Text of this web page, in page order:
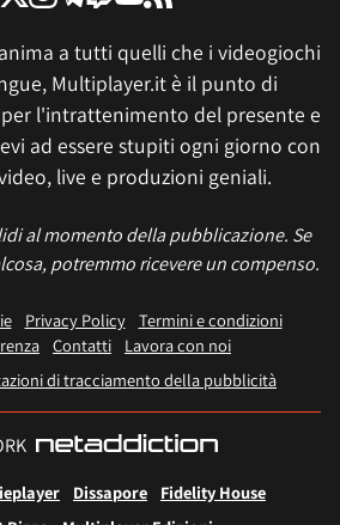
a tutti quelli che i videogiochi
Multiplayer.it è il punto di
l'intrattenimento del presente e
ad essere stupiti ogni giorno con
live e produzioni geniali.
al momento della pubblicazione. Se
potremmo ricevere un compenso.
Privacy Policy
Termini e condizioni
Contatti
Lavora con noi
di tracciamento della pubblicità
Dissapore
Fidelity House